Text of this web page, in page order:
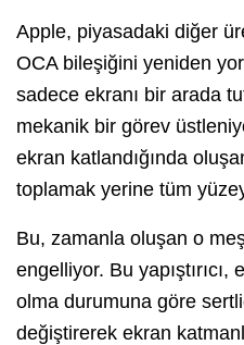
Apple, piyasadaki diğer
OCA bileşiğini yeniden
sadece ekranı bir arada
mekanik bir görev
ekran katlandığında
toplamak yerine tüm
Bu, zamanla oluşan o
engelliyor. Bu yapıştırıcı,
olma durumuna göre
değiştirerek ekran